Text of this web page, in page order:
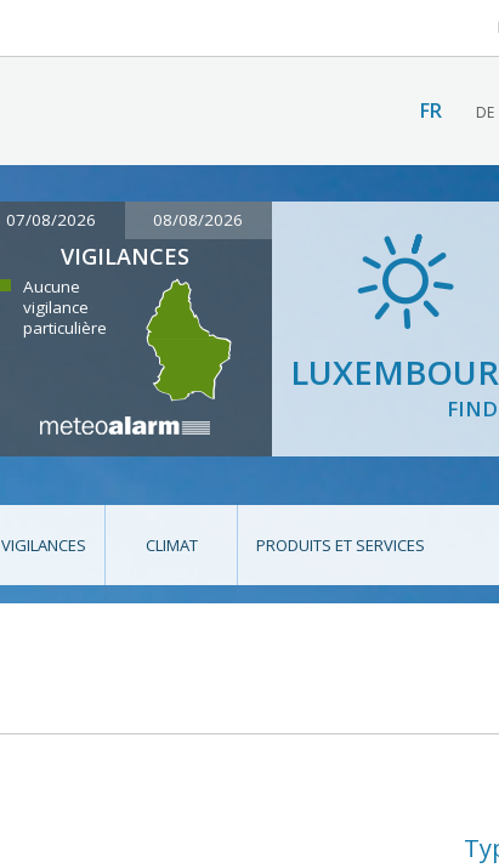
FR DE
07/08/2026 08/08/2026
VIGILANCES
Aucune
vigilance
particulière
VIGILANCES CLIMAT PRODUITS ET SERVICES